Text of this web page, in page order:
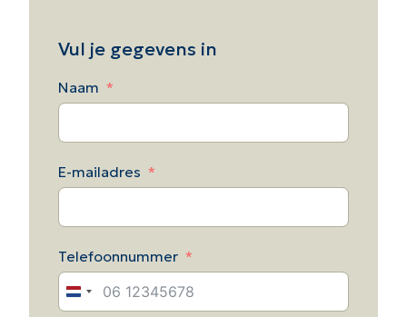
Vul je gegevens in
Naam
E-mailadres
Telefoonnummer
Netherlands